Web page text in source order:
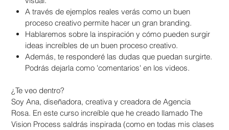
A través de ejemplos reales verás como un buen
proceso creativo permite hacer un gran branding.
Hablaremos sobre la inspiración y cómo pueden surgir
ideas increíbles de un buen proceso creativo.
Además, te responderé las dudas que puedan surgirte.
Podrás dejarla como 'comentarios' en los videos.
¿Te veo dentro?
Soy Ana, diseñadora, creativa y creadora de Agencia
Rosa. En este curso increíble que he creado llamado The
Vision Process saldrás inspirada (como en todas mis clases